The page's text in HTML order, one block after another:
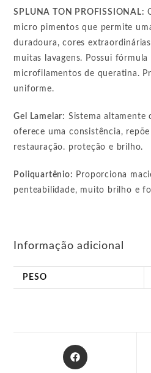
SPLUNA TON PROFISSIONAL:
micro pimentos que permite
duradoura, cores
muitas lavagens. Possui
microfilamentos de queratina.
uniforme.
Gel Lamelar: Sistema altamente
oferece uma consistência,
restauração. proteção e brilho.
Poliquartênio: Proporciona
penteabilidade, muito brilho e
Informação adicional
PESO
Abre
em